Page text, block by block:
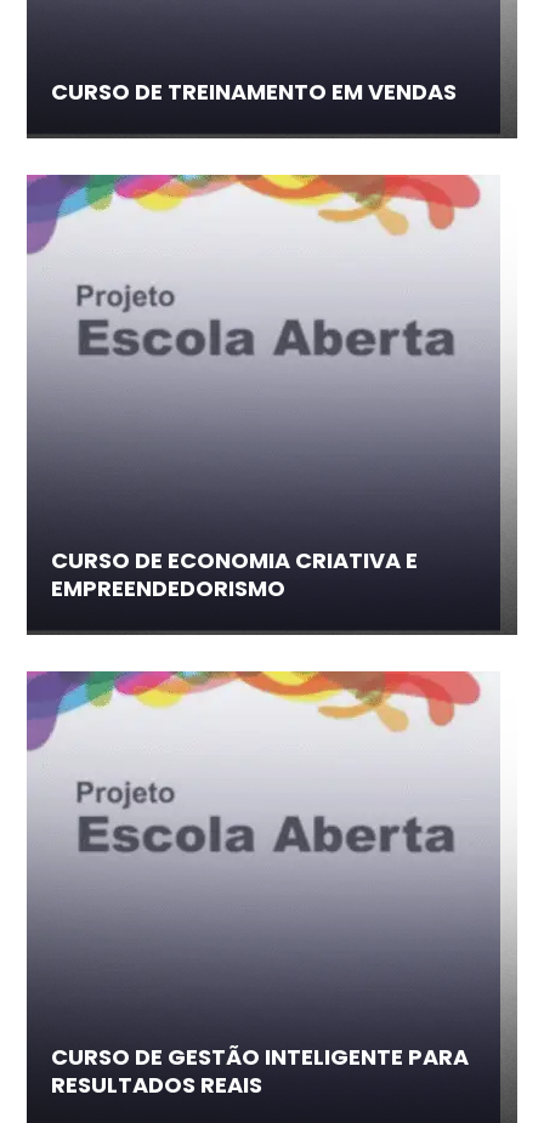
CURSO DE TREINAMENTO EM VENDAS
CURSO DE ECONOMIA CRIATIVA E
EMPREENDEDORISMO
CURSO DE GESTÃO INTELIGENTE PARA
RESULTADOS REAIS